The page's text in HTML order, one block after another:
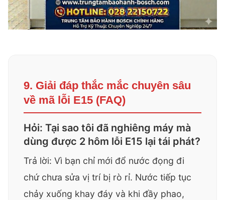
9. Giải đáp thắc mắc chuyên sâu
về mã lỗi E15 (FAQ)
Hỏi: Tại sao tôi đã nghiêng máy mà
dùng được 2 hôm lỗi E15 lại tái phát?
Trả lời: Vì bạn chỉ mới đổ nước đọng đi
chứ chưa sửa vị trí bị rò rỉ. Nước tiếp tục
chảy xuống khay đáy và khi đầy phao,